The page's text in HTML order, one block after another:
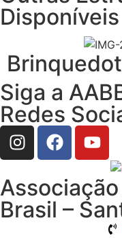
Disponíveis
Siga a
Redes
Brasil –